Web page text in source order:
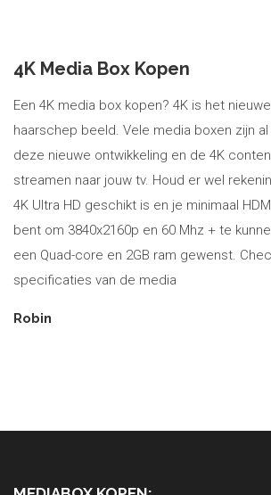
4K Media Box Kopen
Een 4K media box kopen? 4K is het
haarschep beeld. Vele media boxen zijn
deze nieuwe ontwikkeling en de 4K
streamen naar jouw tv. Houd er wel
4K Ultra HD geschikt is en je minimaal
bent om 3840x2160p en 60 Mhz + te
een Quad-core en 2GB ram gewenst.
specificaties van de media
Robin